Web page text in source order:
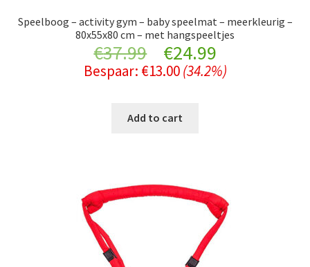
Speelboog – activity gym – baby speelmat – meerkleurig –
80x55x80 cm – met hangspeeltjes
€37.99
Original
price
was:
€24.99Current
price
Bespaar: €13.00 (34.2%)
Add to cart